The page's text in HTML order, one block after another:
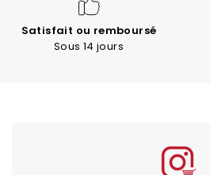
Satisfait ou remboursé
Sous 14 jours